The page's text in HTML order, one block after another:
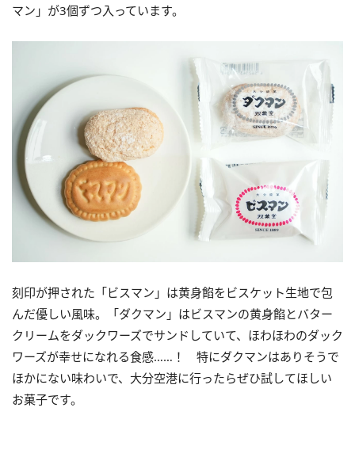
マン」が3個ずつ入っています。
刻印が押された「ビスマン」は黄身餡をビスケット生地で包
んだ優しい風味。「ダクマン」はビスマンの黄身餡とバター
クリームをダックワーズでサンドしていて、ほわほわのダック
ワーズが幸せになれる食感……！ 特にダクマンはありそうで
ほかにない味わいで、大分空港に行ったらぜひ試してほしい
お菓子です。